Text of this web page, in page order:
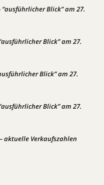
Blick” am 27.
Blick” am 27.
Blick” am 27.
Blick” am 27.
aktuelle Verkaufszahlen